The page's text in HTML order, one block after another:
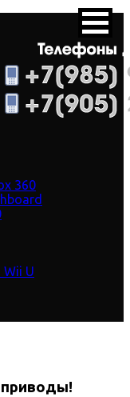
360
U